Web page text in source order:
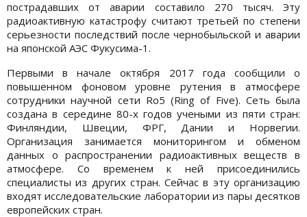
пострадавших от аварии составило 270 тысяч. Эту
радиоактивную катастрофу считают третьей по степени
серьезности последствий после чернобыльской и аварии
на японской АЭС Фукусима-1.
Первыми в начале октября 2017 года сообщили о
повышенном фоновом уровне рутения в атмосфере
сотрудники научной сети Ro5 (Ring of Five). Сеть была
создана в середине 80-х годов учеными из пяти стран:
Финляндии, Швеции, ФРГ, Дании и Норвегии.
Организация занимается мониторингом и обменом
данных о распространении радиоактивных веществ в
атмосфере. Со временем к ней присоединились
специалисты из других стран. Сейчас в эту организацию
входят исследовательские лаборатории из пары десятков
европейских стран.